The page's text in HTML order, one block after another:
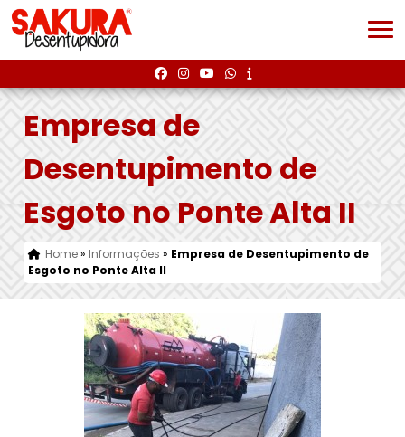
Empresa de
Desentupimento de
Esgoto no Ponte Alta II
Home» Informações » Empresa de Desentupimento de
Esgoto no Ponte Alta II